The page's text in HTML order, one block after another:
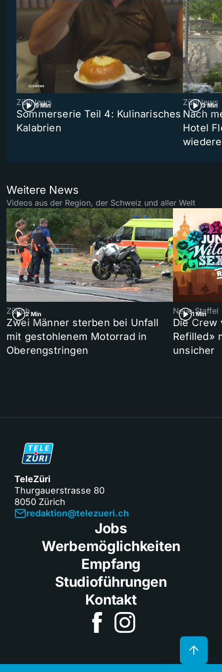
5 Min
ZüriNews
Sommerserie Teil 4: Kulinarisches
Kalabrien
3 Min
ZüriNews
Nach
Hotel
Weitere News
Videos aus der Region, der Schweiz und aller Welt
2 Min
Zürich
Zwei Männer sterben bei Unfall
mit gestohlenem Motorrad in
Oberengstringen
1 Min
Neue Staffel
Die Crew
Refilled»
unsicher
TeleZüri
Thurgauerstrasse 80
8050 Zürich
redaktion@telezueri.ch
Jobs
Werbemöglichkeiten
Empfang
Studioführungen
Kontakt